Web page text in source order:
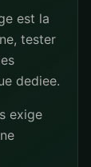
est la
tester
dediee.
exige